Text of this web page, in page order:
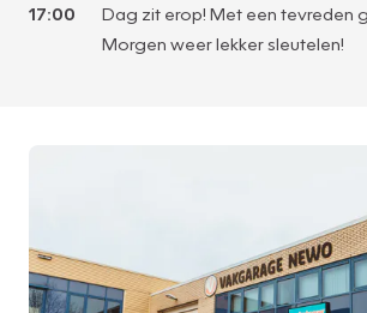
17:00
Dag zit erop! Met een tevreden
Morgen weer lekker sleutelen!